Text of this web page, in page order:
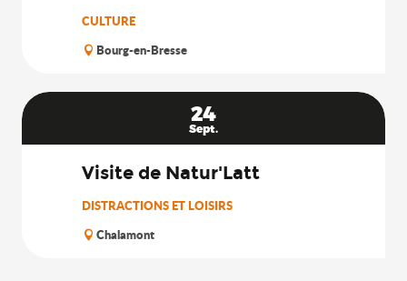
CULTURE
Bourg-en-Bresse
24
Sept.
Visite de Natur'Latt
DISTRACTIONS ET LOISIRS
Chalamont